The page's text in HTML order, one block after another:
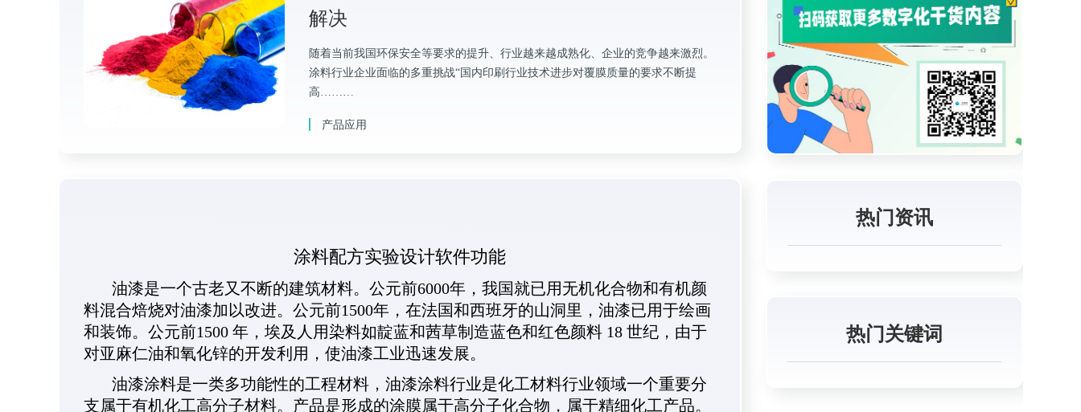
解决
随着当前我国环保安全等要求的提升、行业越来越成熟化、企业的竞争越来激烈。
涂料行业企业面临的多重挑战“国内印刷行业技术进步对覆膜质量的要求不断提
高………
产品应用
涂料配方实验设计软件功能
油漆是一个古老又不断的建筑材料。公元前6000年，我国就已用无机化合物和有机颜
料混合焙烧对油漆加以改进。公元前1500年，在法国和西班牙的山洞里，油漆已用于绘画
和装饰。公元前1500 年，埃及人用染料如靛蓝和茜草制造蓝色和红色颜料 18 世纪，由于
对亚麻仁油和氧化锌的开发利用，使油漆工业迅速发展。
油漆涂料是一类多功能性的工程材料，油漆涂料行业是化工材料行业领域一个重要分
支属于有机化工高分子材料。产品是形成的涂膜属于高分子化合物，属于精细化工产品。
热门资讯
热门关键词